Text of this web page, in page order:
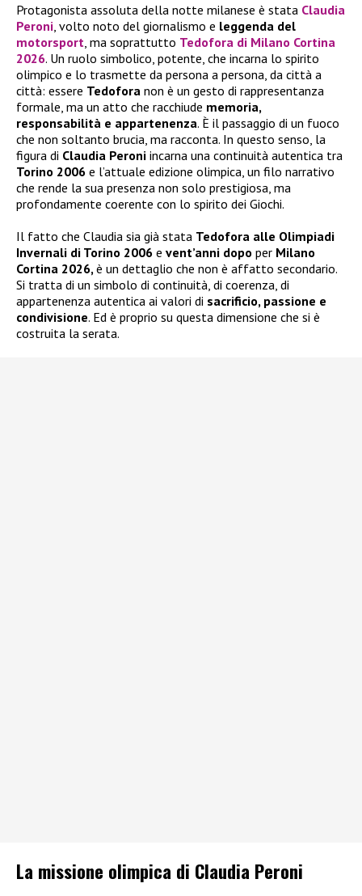
Protagonista assoluta della notte milanese è stata Claudia
Peroni , volto noto del giornalismo e leggenda del
motorsport , ma soprattutto Tedofora di Milano Cortina
2026. Un ruolo simbolico, potente, che incarna lo spirito
olimpico e lo trasmette da persona a persona, da città a
città: essere Tedofora non è un gesto di rappresentanza
formale, ma un atto che racchiude memoria,
responsabilità e appartenenza. È il passaggio di un fuoco
che non soltanto brucia, ma racconta. In questo senso, la
figura di Claudia Peroni incarna una continuità autentica tra
Torino 2006 e l’attuale edizione olimpica, un filo narrativo
che rende la sua presenza non solo prestigiosa, ma
profondamente coerente con lo spirito dei Giochi.
Il fatto che Claudia sia già stata Tedofora alle Olimpiadi
Invernali di Torino 2006 e vent’anni dopo per Milano
Cortina 2026, è un dettaglio che non è affatto secondario.
Si tratta di un simbolo di continuità, di coerenza, di
appartenenza autentica ai valori di sacrificio, passione e
condivisione. Ed è proprio su questa dimensione che si è
costruita la serata.
La missione olimpica di Claudia Peroni